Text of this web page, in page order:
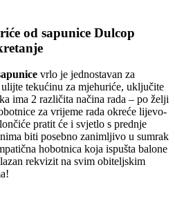
od sapunice Dulcop
vrlo je jednostavan za
tekućinu za mjehuriće, uključite
ima 2 različita načina rada – po želji
za vrijeme rada okreće lijevo-
pratit će i svjetlo s prednje
biti posebno zanimljivo u sumrak
hobotnica koja ispušta balone
rekvizit na svim obiteljskim